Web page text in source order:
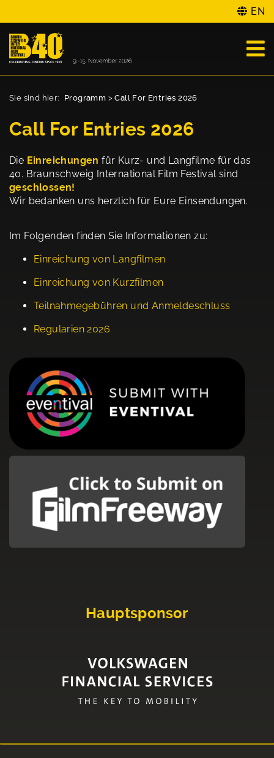
EN
Sie sind hier: Programm >Call For Entries 2026
Call For Entries 2026
Die Einreichungen für Kurz- und Langfilme für das
40. Braunschweig International Film Festival sind
geschlossen!
Wir bedanken uns herzlich für Eure Einsendungen.
Im Folgenden finden Sie Informationen zu:
Einreichung von Langfilmen
Einreichung von Kurzfilmen
Teilnahmegebühren und Anmeldeschluss
Regularien 2026
Hauptsponsor